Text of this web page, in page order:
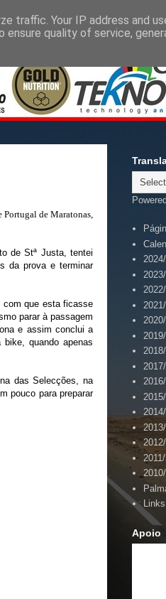
Portugal de Maratonas,
de Stª Justa, tentei
da prova e terminar
com que esta ficasse
parar à passagem
e assim conclui a
quando apenas
das Selecções, na
pouco para preparar
Links
Apoio
traffic. Your IP address and
quality of service,